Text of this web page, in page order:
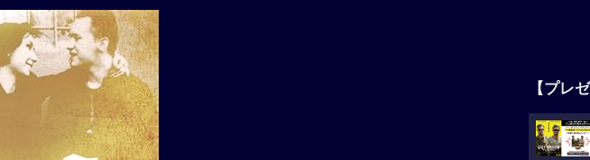
【プレ